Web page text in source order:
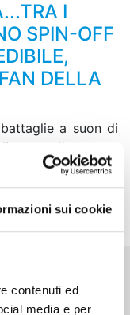
sui cookie
contenuti ed
media e per
I
SPIN-OFF
DELLA
a suon di
c’è sempre
il preziosissimo
con quelli delle
a ritrovarlo?!